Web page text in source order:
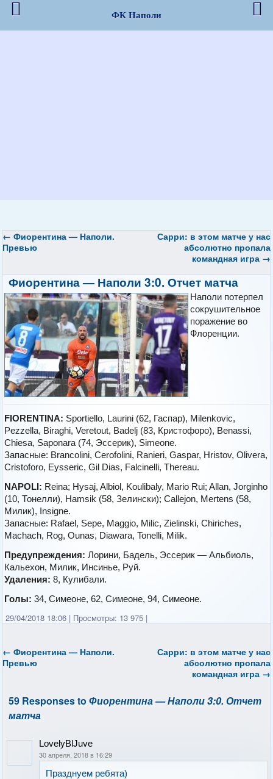
← Фиорентина — Наполи.
Превью
Сарри: в этом матче у нас
абсолютно пропала
командная игра →
Фиорентина — Наполи 3:0. Отчет матча
Наполи потерпел
сокрушительное
поражение во
Флоренции.
FIORENTINA: Sportiello, Laurini (62, Гаспар), Milenkovic,
Pezzella, Biraghi, Veretout, Badelj (83, Кристофоро), Benassi,
Chiesa, Saponara (74, Эссерик), Simeone.
Запасные: Brancolini, Cerofolini, Ranieri, Gaspar, Hristov, Olivera,
Cristoforo, Eysseric, Gil Dias, Falcinelli, Thereau.
NAPOLI: Reina; Hysaj, Albiol, Koulibaly, Mario Rui; Allan, Jorginho
(10, Тонелли), Hamsik (58, Зелински); Callejon, Mertens (58,
Милик), Insigne.
Запасные: Rafael, Sepe, Maggio, Milic, Zielinski, Chiriches,
Machach, Rog, Ounas, Diawara, Tonelli, Milik.
Предупреждения: Лорини, Бадель, Эссерик — Альбиоль,
Кальехон, Милик, Инсинье, Руй.
Удаления: 8, Кулибали.
Голы: 34, Симеоне, 62, Симеоне, 94, Симеоне.
29/04/2018 18:06 | Просмотры: 13 975 |
← Фиорентина — Наполи.
Превью
Сарри: в этом матче у нас
абсолютно пропала
командная игра →
59 Responses toФиорентина — Наполи 3:0. Отчет
матча
LovelyBlJuve
30 апреля, 2018 в 16:29
Празднуем ребята)
ФК Наполи